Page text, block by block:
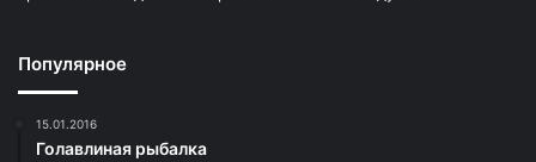
Популярное
15.01.2016
Голавлиная рыбалка